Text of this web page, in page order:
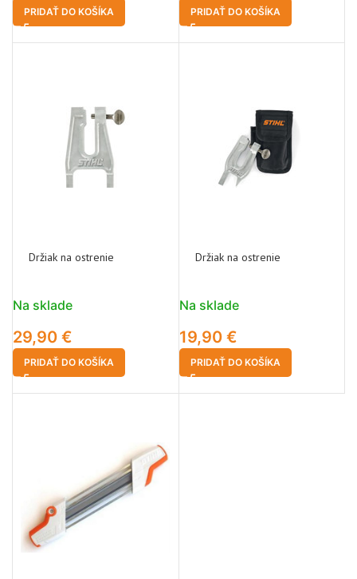
PRIDAŤ DO KOŠÍKA PRIDAŤ DO KOŠÍKA
Držiak na ostrenie
Na sklade
29,90 €
PRIDAŤ DO KOŠÍKA
Držiak na ostrenie
Na sklade
19,90 €
PRIDAŤ DO KOŠÍKA